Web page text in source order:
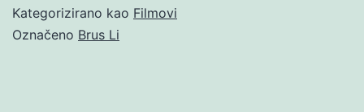
Kategorizirano kao Filmovi
Označeno Brus Li